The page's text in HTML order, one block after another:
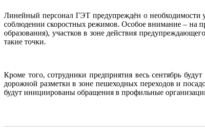
Линейный персонал ГЭТ предупреждён о необходимости
соблюдении скоростных режимов. Особое внимание – на
образования), участков в зоне действия
такие точки.
Кроме того, сотрудники предприятия весь сентябрь
дорожной разметки в зоне пешеходных переходов и
будут инициированы обращения в профильные